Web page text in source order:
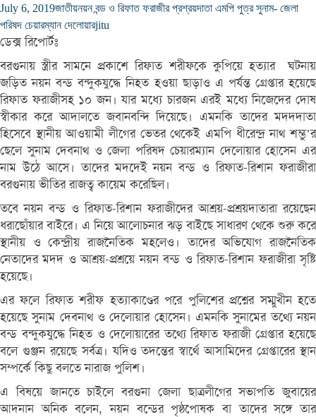
July 6, 2019জাতীয়নয়ন বন্ড ও রিফাত ফরাজীর প্রশ্রয়দাতা এমপি পুত্র সুনাম- জেলা
পরিষদ চেয়ারম্যান দেলোয়ারjitu
ডেক্স রিপোর্টঃ
বরগুনায় স্ত্রীর সামনে প্রকাশে রিফাত শরীফকে কুপিয়ে হত্যার ঘটনায়
জড়িত নয়ন বন্ড বন্দুকযুদ্ধে নিহত হওয়া ছাড়াও এ পর্যন্ত গ্রেপ্তার হয়েছে
রিফাত ফরাজীসহ ১০ জন। যার মধ্যে চারজন এরই মধ্যে নিজেদের দোষ
স্বীকার করে আদালতে জবানবন্দি দিয়েছে। এমনকি তাদের মদদদাতা
হিসেবে স্থানীয় আওয়ামী লীগের ভেতর থেকেই এমপি ধীরেন্দ্র নাথ শম্ভু’র
ছেলে সুনাম দেবনাথ ও জেলা পরিষদ চেয়ারম্যান দেলোয়ার হোসেন এর
নাম উঠে আসে। তাদের মদদেই নয়ন বন্ড ও রিফাত-রিশান ফরাজীরা
বরগুনায় ভীতির রাজত্ব কায়েম করেছিল।
তবে নয়ন বন্ড ও রিফাত-রিশান ফরাজীদের আশ্রয়-প্রশ্রয়দাতারা রয়েছেন
ধরাছোঁয়ার বাইরে। এ নিয়ে আলোচনার ঝড় বাইছে সাধারণ থেকে শুরু করে
স্থানীয় ও কেন্দ্রীয় রাজনৈতিক মহলেও। তাদের অভিযোগ রাজনৈতিক
নেতাদের মদদ ও আশ্রয়-প্রশ্রয়ে নয়ন বন্ড ও রিফাত-রিশান ফরাজীরা সৃষ্টি
হয়েছে।
এর ফলে রিফাত শরীফ হত্যাকাণ্ডের পরে পুলিশের প্রশ্নের সম্মুখীন হতে
হয়েছে সুনাম দেবনাথ ও দেলোয়ার হোসেন। এমনকি সুনামের তথ্যে নয়ন
বন্ড বন্দুকযুদ্ধে নিহত ও দেলোয়ারের তথ্যে রিফাত ফরাজী গ্রেপ্তার হয়েছে
বলে গুঞ্জন রয়েছে সর্বত্র। যদিও তদন্তের স্বার্থে আসামিদের গ্রেপ্তারের স্থান
সম্পর্কে কিছু বলতে নারাজ পুলিশ।
এ বিষয়ে জানতে চাইলে বরগুনা জেলা ছাত্রলীগের সভাপতি জুবায়ের
আদনান অনিক বলেন, নয়ন বন্ডের পৃষ্ঠপোষক বা তাদের সঙ্গে তার